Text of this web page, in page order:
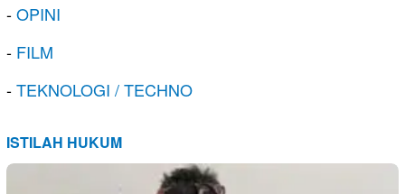
-OPINI
- FILM
-TEKNOLOGI / TECHNO
ISTILAH HUKUM